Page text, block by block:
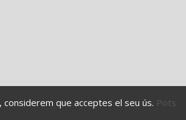
que acceptes el seu ús. Pots